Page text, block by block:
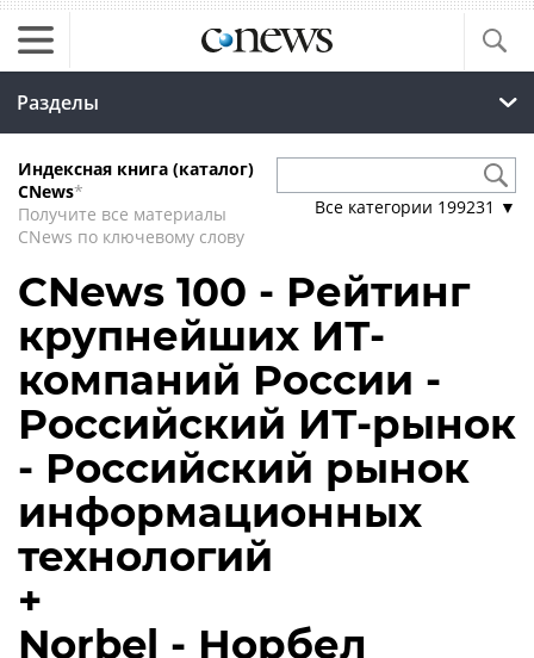
Разделы
Индексная книга (каталог)
CNews*
Получите все материалы
CNews по ключевому слову
Все категории 199231 ▼
CNews 100 - Рейтинг
крупнейших ИТ-
компаний России -
Российский ИТ-рынок
- Российский рынок
информационных
технологий
+
Norbel - Норбел